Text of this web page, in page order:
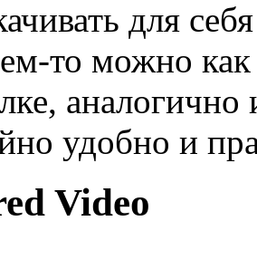
для
то можно
аналогично
удобно и
Video